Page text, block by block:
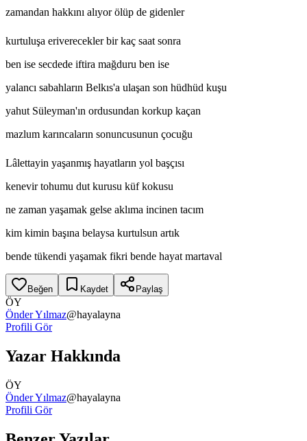
zamandan hakkını alıyor ölüp de gidenler
kurtuluşa eriverecekler bir kaç saat sonra
ben ise secdede iftira mağduru ben ise
yalancı sabahların Belkıs'a ulaşan son hüdhüd kuşu
yahut Süleyman'ın ordusundan korkup kaçan
mazlum karıncaların sonuncusunun çocuğu
Lâlettayin yaşanmış hayatların yol başçısı
kenevir tohumu dut kurusu küf kokusu
ne zaman yaşamak gelse aklıma incinen tacım
kim kimin başına belaysa kurtulsun artık
bende tükendi yaşamak fikri bende hayat martaval
Beğen Kaydet Paylaş
ÖY
Önder Yılmaz@hayalayna
Profili Gör
Yazar Hakkında
ÖY
Önder Yılmaz@hayalayna
Profili Gör